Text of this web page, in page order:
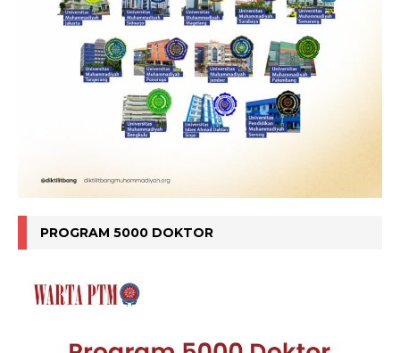
PROGRAM 5000 DOKTOR